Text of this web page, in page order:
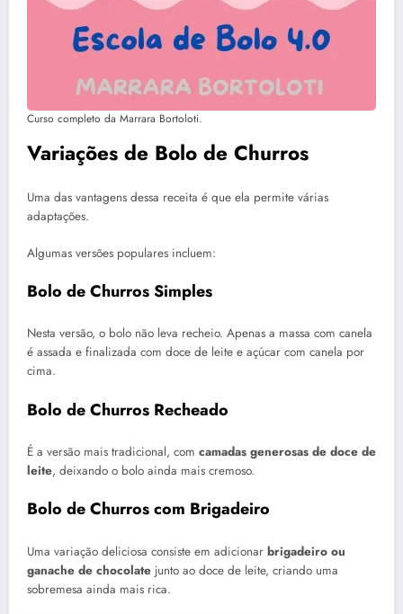
Curso completo da Marrara Bortoloti.
Variações de Bolo de Churros
Uma das vantagens dessa receita é que ela permite várias
adaptações.
Algumas versões populares incluem:
Bolo de Churros Simples
Nesta versão, o bolo não leva recheio. Apenas a massa com canela
é assada e finalizada com doce de leite e açúcar com canela por
cima.
Bolo de Churros Recheado
É a versão mais tradicional, com camadas generosas de doce de
leite, deixando o bolo ainda mais cremoso.
Bolo de Churros com Brigadeiro
Uma variação deliciosa consiste em adicionar brigadeiro ou
ganache de chocolate junto ao doce de leite, criando uma
sobremesa ainda mais rica.